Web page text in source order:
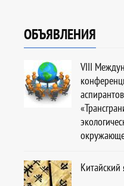
ОБЪЯВЛЕНИЯ
VIII